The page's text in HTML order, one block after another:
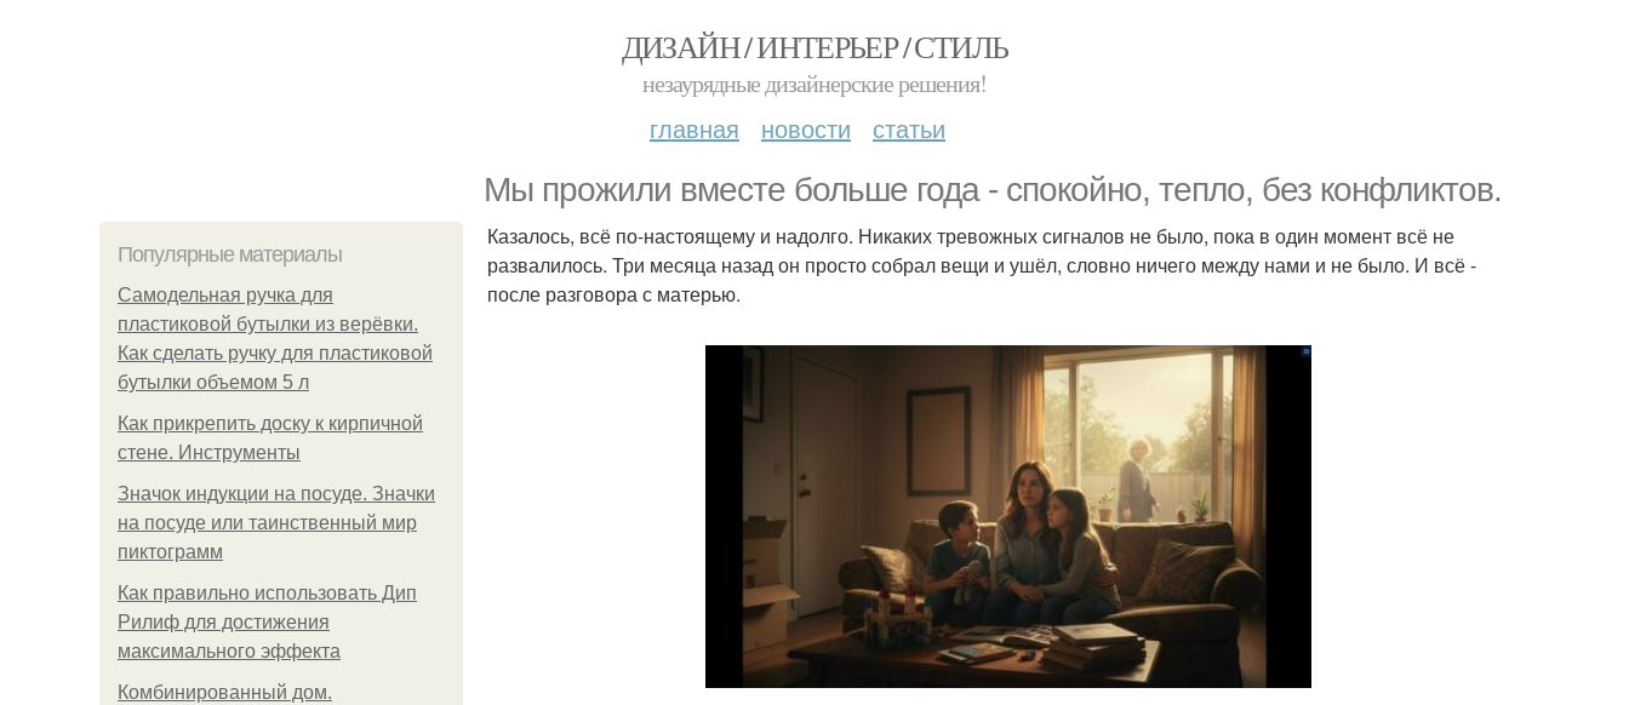
ДИЗАЙН / ИНТЕРЬЕР / СТИЛЬ
незаурядные дизайнерские решения!
главная новости статьи
Мы прожили вместе больше года - спокойно, тепло, без конфликтов.
Популярные материалы
Самодельная ручка для
пластиковой бутылки из верёвки.
Как сделать ручку для пластиковой
бутылки объемом 5 л
Как прикрепить доску к кирпичной
стене. Инструменты
Значок индукции на посуде. Значки
на посуде или таинственный мир
пиктограмм
Как правильно использовать Дип
Рилиф для достижения
максимального эффекта
Комбинированный дом.
Казалось, всё по-настоящему и надолго. Никаких тревожных сигналов не было, пока в один момент всё не
развалилось. Три месяца назад он просто собрал вещи и ушёл, словно ничего между нами и не было. И всё -
после разговора с матерью.